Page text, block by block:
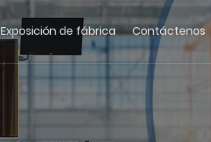
Exposición de fábrica Contáctenos